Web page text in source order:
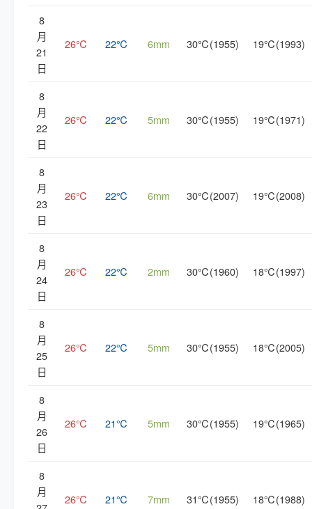
8
月
21
日
26℃ 22℃ 6mm 30℃(1955) 19℃(1993)
8
月
22
日
26℃ 22℃ 5mm 30℃(1955) 19℃(1971)
8
月
23
日
26℃ 22℃ 6mm 30℃(2007) 19℃(2008)
8
月
24
日
26℃ 22℃ 2mm 30℃(1960) 18℃(1997)
8
月
25
日
26℃ 22℃ 5mm 30℃(1955) 18℃(2005)
8
月
26
日
26℃ 21℃ 5mm 30℃(1955) 19℃(1965)
8
月
26℃ 21℃ 7mm 31℃(1955) 18℃(1988)